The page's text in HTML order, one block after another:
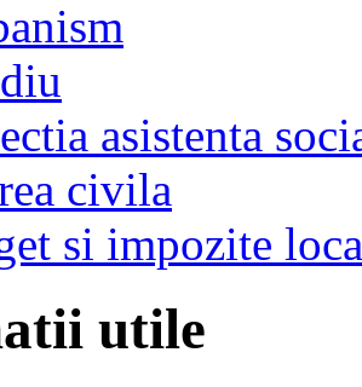
asistenta
civila
si impozite
utile